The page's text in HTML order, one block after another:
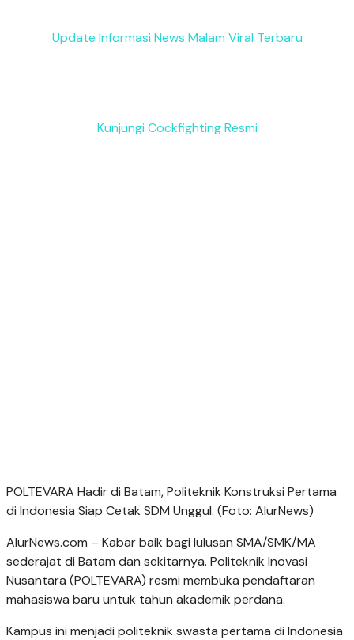
Update Informasi News Malam Viral Terbaru
Kunjungi Cockfighting Resmi
POLTEVARA Hadir di Batam, Politeknik Konstruksi Pertama
di Indonesia Siap Cetak SDM Unggul. (Foto: AlurNews)
AlurNews.com – Kabar baik bagi lulusan SMA/SMK/MA
sederajat di Batam dan sekitarnya. Politeknik Inovasi
Nusantara (POLTEVARA) resmi membuka pendaftaran
mahasiswa baru untuk tahun akademik perdana.
Kampus ini menjadi politeknik swasta pertama di Indonesia